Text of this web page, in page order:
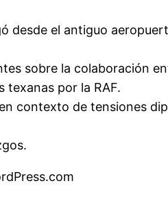
desde el antiguo
sobre la colaboración
texanas por la RAF.
contexto de tensiones